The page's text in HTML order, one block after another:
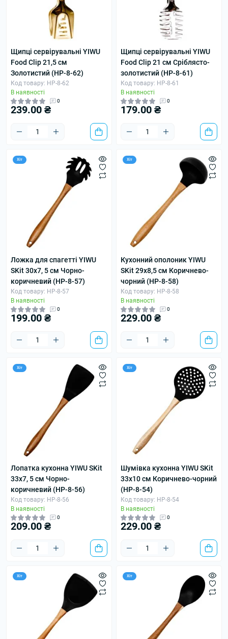
Щипці сервірувальні YIWU
Food Clip 21,5 см
Золотистий (HP-8-62)
Код товару: HP-8-62
В наявності
0
239.00 ₴
Щипці сервірувальні YIWU
Food Clip 21 см Сріблясто-
золотистий (HP-8-61)
Код товару: HP-8-61
В наявності
0
179.00 ₴
Хіт
Ложка для спагетті YIWU
SKit 30х7, 5 см Чорно-
коричневий (HP-8-57)
Код товару: HP-8-57
В наявності
0
199.00 ₴
Хіт
Кухонний ополоник YIWU
SKit 29х8,5 см Коричнево-
чорний (HP-8-58)
Код товару: HP-8-58
В наявності
0
229.00 ₴
Хіт
Лопатка кухонна YIWU SKit
33х7, 5 см Чорно-
коричневий (HP-8-56)
Код товару: HP-8-56
В наявності
0
209.00 ₴
Хіт
Шумівка кухонна YIWU SKit
33х10 см Коричнево-чорний
(HP-8-54)
Код товару: HP-8-54
В наявності
0
229.00 ₴
Хіт Хіт